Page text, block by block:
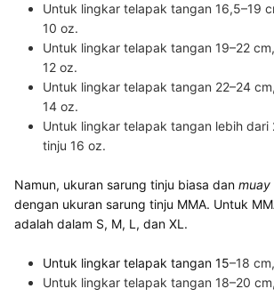
Untuk lingkar telapak tangan 16,5–19
10 oz.
Untuk lingkar telapak tangan 19–22
12 oz.
Untuk lingkar telapak tangan 22–24
14 oz.
Untuk lingkar telapak tangan lebih dari
tinju 16 oz.
Namun, ukuran sarung tinju biasa dan muay
dengan ukuran sarung tinju MMA. Untuk
adalah dalam S, M, L, dan XL.
Untuk lingkar telapak tangan 15–18
Untuk lingkar telapak tangan 18–20